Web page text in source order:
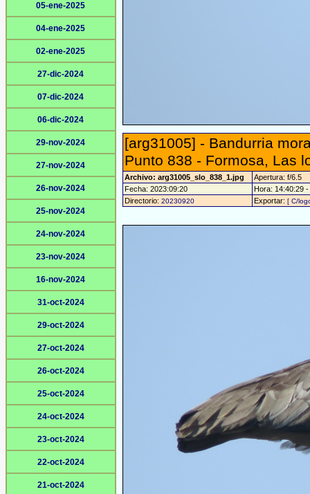
05-ene-2025
04-ene-2025
02-ene-2025
27-dic-2024
07-dic-2024
06-dic-2024
29-nov-2024
27-nov-2024
26-nov-2024
25-nov-2024
24-nov-2024
23-nov-2024
16-nov-2024
31-oct-2024
29-oct-2024
27-oct-2024
26-oct-2024
25-oct-2024
24-oct-2024
23-oct-2024
22-oct-2024
21-oct-2024
[arg31005] - Bandurria
Punto 838 - Formosa, Las
Archivo: arg31005_slo_838_1.jpg
Apertura: f/6.5
Fecha: 2023:09:20
Hora: 14:40:29
Directorio: 20230920 Exportar: [ C/